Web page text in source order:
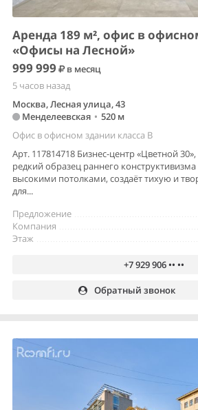
Аренда 189 м², офис в
«Офисы на Лесной»
999 999
в месяц
5 часов назад
Москва, Лесная улица, 43
Менделеевская • 520 м
Офис в офисном здании класса B
Арт. 117814718 Бизнес-центр «Цветной
редкий образец раннего
высокими потолками, создаёт тихую и
для...
Предложение
Компания
Этаж
+7 929 906 •• ••
Обратный звонок